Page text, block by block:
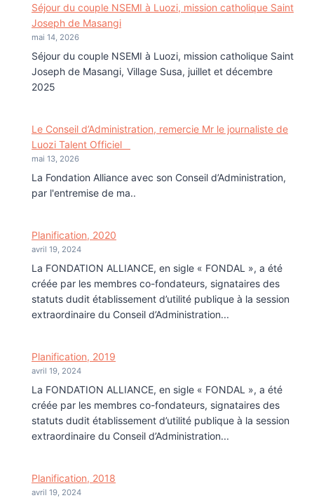
Séjour du couple NSEMI à Luozi, mission catholique Saint
Joseph de Masangi
mai 14, 2026
Séjour du couple NSEMI à Luozi, mission catholique Saint
Joseph de Masangi, Village Susa, juillet et décembre
2025
Le Conseil d’Administration, remercie Mr le journaliste de
Luozi Talent Officiel
mai 13, 2026
La Fondation Alliance avec son Conseil d’Administration,
par l'entremise de ma..
Planification, 2020
avril 19, 2024
La FONDATION ALLIANCE, en sigle « FONDAL », a été
créée par les membres co-fondateurs, signataires des
statuts dudit établissement d’utilité publique à la session
extraordinaire du Conseil d’Administration...
Planification, 2019
avril 19, 2024
La FONDATION ALLIANCE, en sigle « FONDAL », a été
créée par les membres co-fondateurs, signataires des
statuts dudit établissement d’utilité publique à la session
extraordinaire du Conseil d’Administration...
Planification, 2018
avril 19, 2024